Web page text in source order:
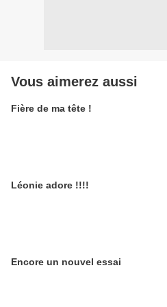
Vous aimerez aussi
Fière de ma tête !
Léonie adore !!!!
Encore un nouvel essai